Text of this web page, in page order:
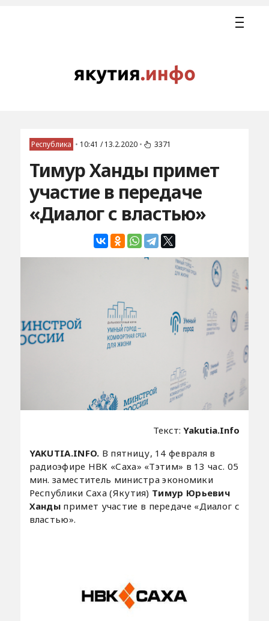
Республика • 10:41 / 13.2.2020 • 3371
Тимур Ханды примет
участие в передаче
«Диалог с властью»
Текст:Yakutia.Info
YAKUTIA.INFO. В пятницу, 14 февраля в
радиоэфире НВК «Саха» «Тэтим» в 13 час. 05
мин. заместитель министра экономики
Республики Саха (Якутия) Тимур Юрьевич
Ханды примет участие в передаче «Диалог с
властью».